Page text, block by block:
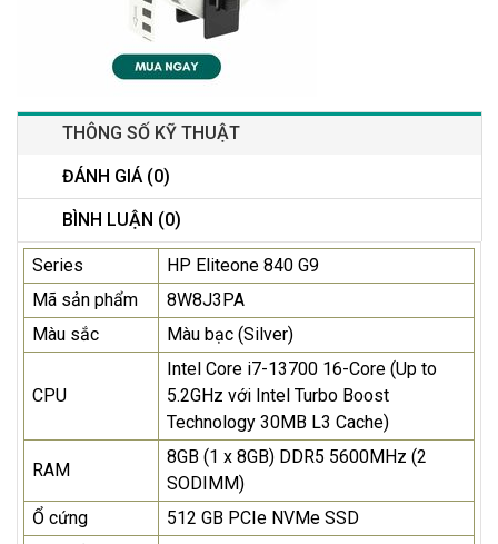
THÔNG SỐ KỸ THUẬT
ĐÁNH GIÁ (0)
BÌNH LUẬN (0)
Series
HP Eliteone 840 G9
Mã sản phẩm
8W8J3PA
Màu sắc
Màu bạc (Silver)
CPU
Intel Core i7-13700 16-Core (Up to
5.2GHz với Intel Turbo Boost
Technology 30MB L3 Cache)
RAM
8GB (1 x 8GB) DDR5 5600MHz (2
SODIMM)
Ổ cứng
512 GB PCIe NVMe SSD